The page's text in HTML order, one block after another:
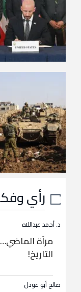
رأي
د. أحمد عبداللاه
مرآة الماضي…
التاريخ!
صالح أبو عوذل